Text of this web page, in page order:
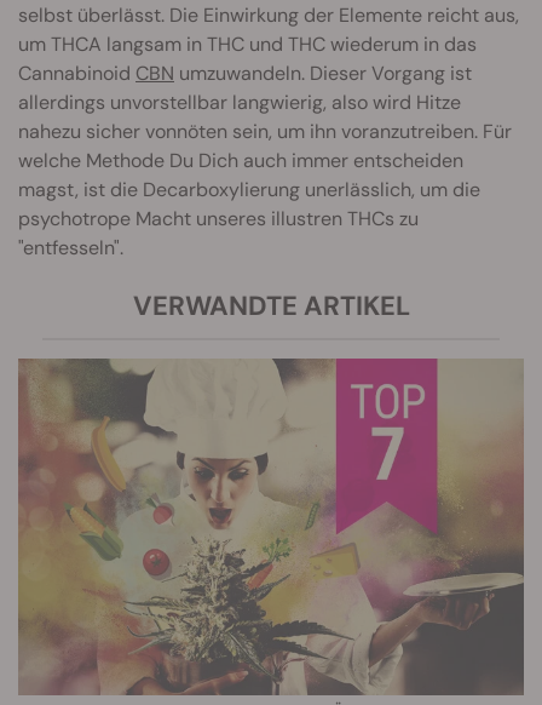
selbst überlässt. Die Einwirkung der Elemente reicht aus,
um THCA langsam in THC und THC wiederum in das
Cannabinoid CBN umzuwandeln. Dieser Vorgang ist
allerdings unvorstellbar langwierig, also wird Hitze
nahezu sicher vonnöten sein, um ihn voranzutreiben. Für
welche Methode Du Dich auch immer entscheiden
magst, ist die Decarboxylierung unerlässlich, um die
psychotrope Macht unseres illustren THCs zu
"entfesseln".
VERWANDTE ARTIKEL